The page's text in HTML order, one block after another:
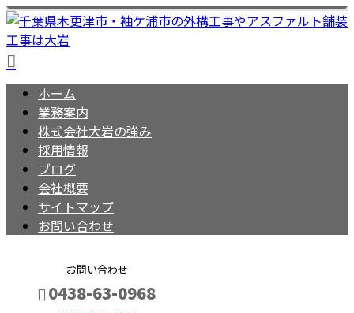
ホーム
業務案内
株式会社大岩の強み
採用情報
ブログ
会社概要
サイトマップ
お問い合わせ
お問い合わせ
0438-63-0968